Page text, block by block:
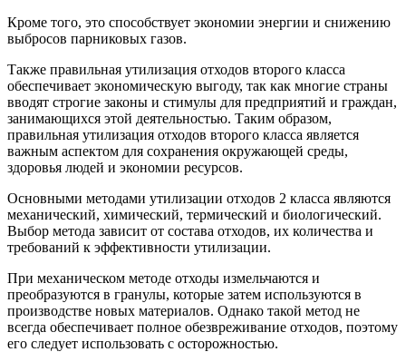
Кроме того, это способствует экономии энергии и снижению
выбросов парниковых газов.
Также правильная утилизация отходов второго класса
обеспечивает экономическую выгоду, так как многие страны
вводят строгие законы и стимулы для предприятий и граждан,
занимающихся этой деятельностью. Таким образом,
правильная утилизация отходов второго класса является
важным аспектом для сохранения окружающей среды,
здоровья людей и экономии ресурсов.
Основными методами утилизации отходов 2 класса являются
механический, химический, термический и биологический.
Выбор метода зависит от состава отходов, их количества и
требований к эффективности утилизации.
При механическом методе отходы измельчаются и
преобразуются в гранулы, которые затем используются в
производстве новых материалов. Однако такой метод не
всегда обеспечивает полное обезвреживание отходов, поэтому
его следует использовать с осторожностью.